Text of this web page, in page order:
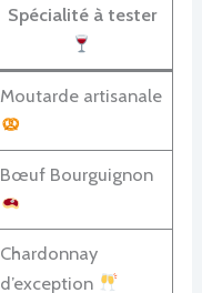
Spécialité à tester
Moutarde artisanale
Bœuf Bourguignon
Chardonnay
d’exception